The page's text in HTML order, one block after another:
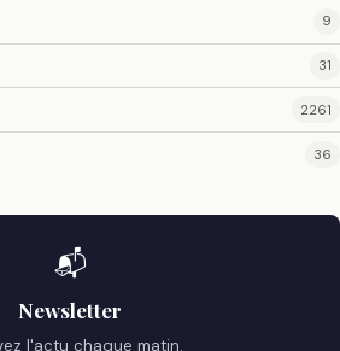
9
31
2261
36
📬
Newsletter
l'actu chaque matin.